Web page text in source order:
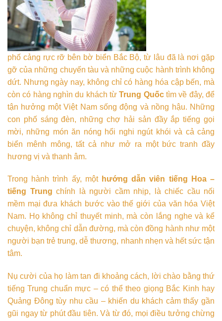
phố cảng rực rỡ bên bờ biển Bắc Bộ, từ lâu đã là nơi gặp
gỡ của những chuyến tàu và những cuộc hành trình không
dứt. Nhưng ngày nay, không chỉ có hàng hóa cập bến, mà
còn có hàng nghìn du khách từTrung Quốctìm về đây, để
tận hưởng một Việt Nam sống động và nồng hậu. Những
con phố sáng đèn, những chợ hải sản đầy ắp tiếng gọi
mời, những món ăn nóng hổi nghi ngút khói và cả cảng
biển mênh mông, tất cả như mở ra một bức tranh đầy
hương vị và thanh âm.
Trong hành trình ấy, một hướng dẫn viên tiếng Hoa –
tiếng Trung chính là người cầm nhịp, là chiếc cầu nối
mềm mại đưa khách bước vào thế giới của văn hóa Việt
Nam. Họ không chỉ thuyết minh, mà còn lắng nghe và kể
chuyện, không chỉ dẫn đường, mà còn đồng hành như một
người bạn trẻ trung, dễ thương, nhanh nhẹn và hết sức tận
tâm.
Nụ cười của họ làm tan đi khoảng cách, lời chào bằng thứ
tiếng Trung chuẩn mực – có thể theo giọng Bắc Kinh hay
Quảng Đông tùy nhu cầu – khiến du khách cảm thấy gần
gũi ngay từ phút đầu tiên. Và từ đó, mọi điều tưởng chừng